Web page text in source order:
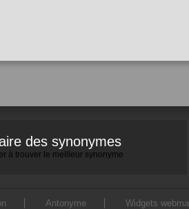
des synonymes
à trouver le meilleur synonyme
Antonyme Widgets